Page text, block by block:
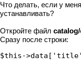
Что делать, если у
устанавливать?
Откройте файл
Сразу после строки:
$this-